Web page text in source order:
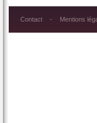
Contact Mentions